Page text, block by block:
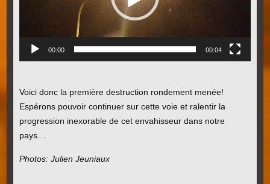
00:00 00:04
Voici donc la première destruction rondement menée!
Espérons pouvoir continuer sur cette voie et ralentir la
progression inexorable de cet envahisseur dans notre
pays…
Photos: Julien Jeuniaux